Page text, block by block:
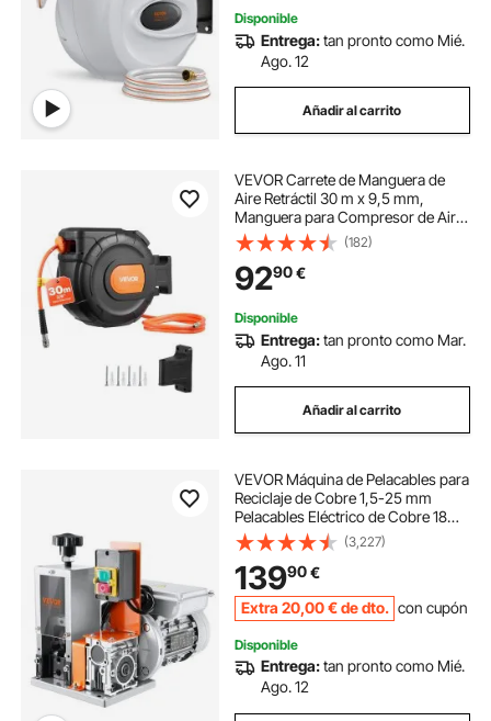
Disponible
Entrega:tan pronto como Mié.
Ago. 12
Añadir al carrito
VEVOR Carrete de Manguera de
Aire Retráctil 30 m x 9,5 mm,
Manguera para Compresor de Aire
Presión Máxima de 300 PSI, con
Entrada de 2 m, Montaje en Pared
Giratorio de 180°, para Garaje, Taller
(182)
9290€
Disponible
Entrega:tan pronto como Mar.
Ago. 11
Añadir al carrito
VEVOR Máquina de Pelacables para
Reciclaje de Cobre 1,5-25 mm
Pelacables Eléctrico de Cobre 18
m/min Pelacables Automático
Motorizado 180 W Referencia de
Profundidad Visible para Reciclaje
de Cobre
(3,227)
13990€
Extra 20,00 €de dto. con cupón
Disponible
Entrega:tan pronto como Mié.
Ago. 12